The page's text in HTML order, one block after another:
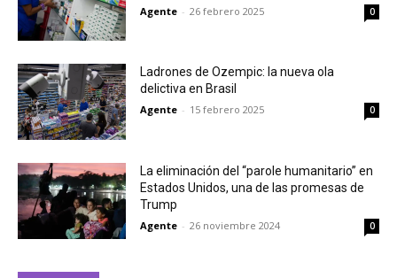
Agente - 26 febrero 2025 0
Ladrones de Ozempic: la nueva ola
delictiva en Brasil
Agente - 15 febrero 2025 0
La eliminación del “parole humanitario” en
Estados Unidos, una de las promesas de
Trump
Agente - 26 noviembre 2024 0